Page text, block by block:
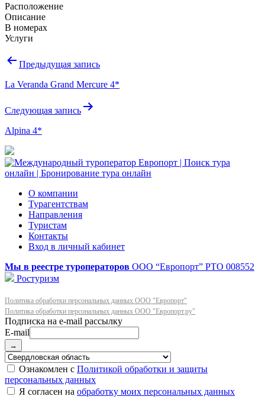
Расположение
Описание
В номерах
Услуги
Навигация
записям
Предыдущая запись
La Veranda Grand Mercure 4*
Следующая запись
Alpina 4*
О компании
Турагентствам
Направления
Туристам
Контакты
Вход в личный кабинет
Мы в реестре туроператоров ООО “Европорт” РТО 008552
Ростуризм
Политика обработки персональных данных ООО "Европорт"
Политика обработки персональных данных ООО "Европорт.ру"
E-mail
→
Ознакомлен с Политикой обработки и защиты
персональных данных
Я согласен на обработку моих персональных данных